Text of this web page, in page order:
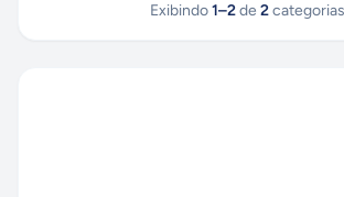
Exibindo 1–2 de 2 categorias